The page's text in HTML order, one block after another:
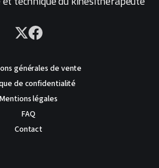
générales de vente
de confidentialité
Mentions légales
FAQ
Contact